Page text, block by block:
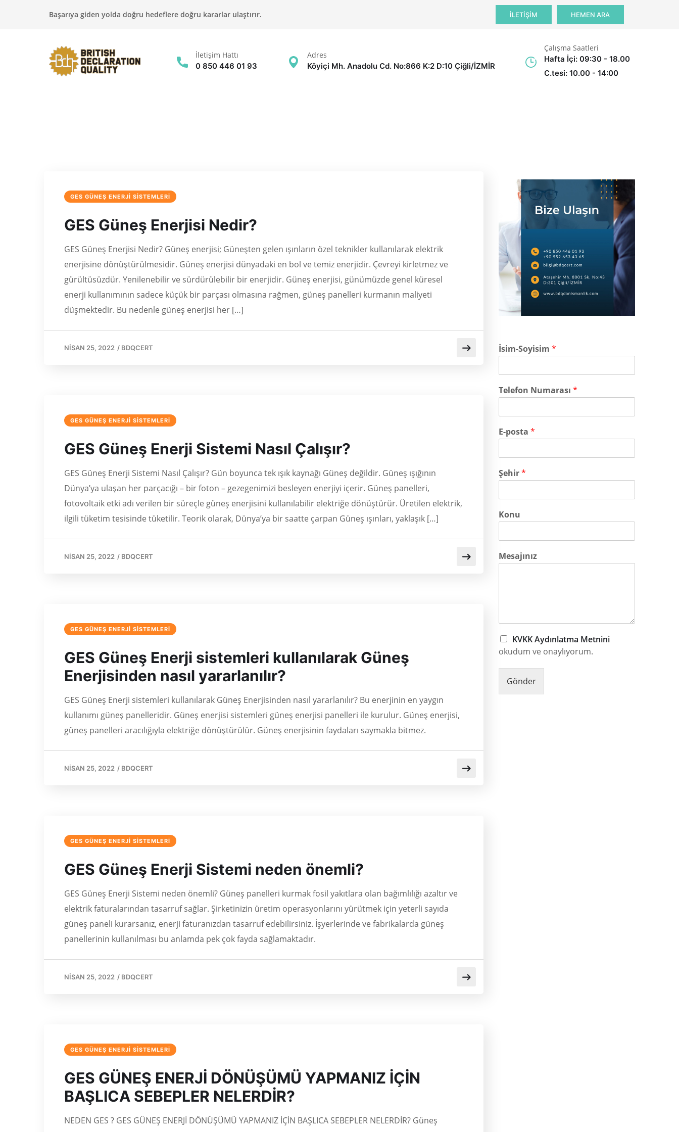
Başarıya giden yolda doğru hedeflere doğru kararlar ulaştırır. İLETİŞİM HEMEN ARA
İletişim Hattı
0 850 446 01 93
Adres
Köyiçi Mh. Anadolu Cd. No:866 K:2 D:10 Çiğli/İZMİR
Çalışma Saatleri
Hafta İçi: 09:30 - 18.00
C.tesi: 10.00 - 14:00
GES GÜNEŞ ENERJİ SİSTEMLERİ
GES Güneş Enerjisi Nedir?
GES Güneş Enerjisi Nedir? Güneş enerjisi; Güneşten gelen ışınların özel teknikler kullanılarak elektrik
enerjisine dönüştürülmesidir. Güneş enerjisi dünyadaki en bol ve temiz enerjidir. Çevreyi kirletmez ve
gürültüsüzdür. Yenilenebilir ve sürdürülebilir bir enerjidir. Güneş enerjisi, günümüzde genel küresel
enerji kullanımının sadece küçük bir parçası olmasına rağmen, güneş panelleri kurmanın maliyeti
düşmektedir. Bu nedenle güneş enerjisi her […]
NISAN 25, 2022 / BDQCERT
GES GÜNEŞ ENERJİ SİSTEMLERİ
GES Güneş Enerji Sistemi Nasıl Çalışır?
GES Güneş Enerji Sistemi Nasıl Çalışır? Gün boyunca tek ışık kaynağı Güneş değildir. Güneş ışığının
Dünya’ya ulaşan her parçacığı – bir foton – gezegenimizi besleyen enerjiyi içerir. Güneş panelleri,
fotovoltaik etki adı verilen bir süreçle güneş enerjisini kullanılabilir elektriğe dönüştürür. Üretilen elektrik,
ilgili tüketim tesisinde tüketilir. Teorik olarak, Dünya’ya bir saatte çarpan Güneş ışınları, yaklaşık […]
NISAN 25, 2022 / BDQCERT
GES GÜNEŞ ENERJİ SİSTEMLERİ
GES Güneş Enerji sistemleri kullanılarak Güneş
Enerjisinden nasıl yararlanılır?
GES Güneş Enerji sistemleri kullanılarak Güneş Enerjisinden nasıl yararlanılır? Bu enerjinin en yaygın
kullanımı güneş panelleridir. Güneş enerjisi sistemleri güneş enerjisi panelleri ile kurulur. Güneş enerjisi,
güneş panelleri aracılığıyla elektriğe dönüştürülür. Güneş enerjisinin faydaları saymakla bitmez.
NISAN 25, 2022 / BDQCERT
GES GÜNEŞ ENERJİ SİSTEMLERİ
GES Güneş Enerji Sistemi neden önemli?
GES Güneş Enerji Sistemi neden önemli? Güneş panelleri kurmak fosil yakıtlara olan bağımlılığı azaltır ve
elektrik faturalarından tasarruf sağlar. Şirketinizin üretim operasyonlarını yürütmek için yeterli sayıda
güneş paneli kurarsanız, enerji faturanızdan tasarruf edebilirsiniz. İşyerlerinde ve fabrikalarda güneş
panellerinin kullanılması bu anlamda pek çok fayda sağlamaktadır.
NISAN 25, 2022 / BDQCERT
GES GÜNEŞ ENERJİ SİSTEMLERİ
GES GÜNEŞ ENERJİ DÖNÜŞÜMÜ YAPMANIZ İÇİN
BAŞLICA SEBEPLER NELERDİR?
NEDEN GES ? GES GÜNEŞ ENERJİ DÖNÜŞÜMÜ YAPMANIZ İÇİN BAŞLICA SEBEPLER NELERDİR? Güneş
İsim-Soyisim *
Telefon Numarası *
E-posta *
Şehir*
Konu
Mesajınız
KVKK Aydınlatma Metnini
okudum ve onaylıyorum.
Gönder